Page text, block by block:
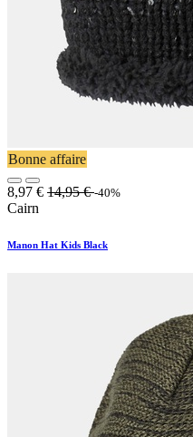
Bonne affaire
8,97 € 14,95€ -40%
Cairn
Manon Hat Kids Black